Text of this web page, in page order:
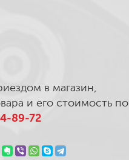
в магазин,
и его стоимость по
89-72